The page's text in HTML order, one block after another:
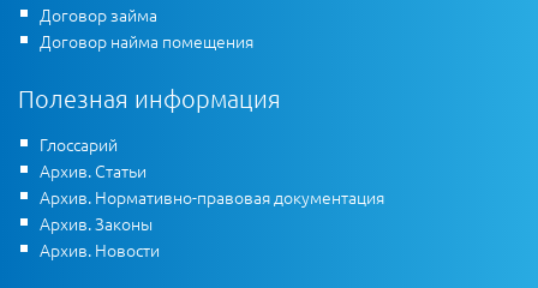
Договор займа
Договор найма помещения
Полезная информация
Глоссарий
Архив. Статьи
Архив. Нормативно-правовая документация
Архив. Законы
Архив. Новости